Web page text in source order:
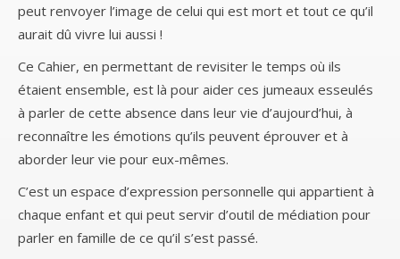
peut renvoyer l’image de celui qui est mort et tout ce qu’il
aurait dû vivre lui aussi !
Ce Cahier, en permettant de revisiter le temps où ils
étaient ensemble, est là pour aider ces jumeaux esseulés
à parler de cette absence dans leur vie d’aujourd’hui, à
reconnaître les émotions qu’ils peuvent éprouver et à
aborder leur vie pour eux-mêmes.
C’est un espace d’expression personnelle qui appartient à
chaque enfant et qui peut servir d’outil de médiation pour
parler en famille de ce qu’il s’est passé.